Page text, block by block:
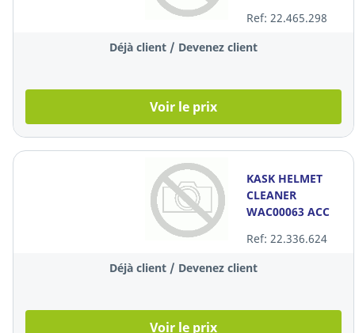
Ref: 22.465.298
Déjà client / Devenez client
Voir le prix
KASK HELMET
CLEANER
WAC00063 ACC
Ref: 22.336.624
Déjà client / Devenez client
Voir le prix